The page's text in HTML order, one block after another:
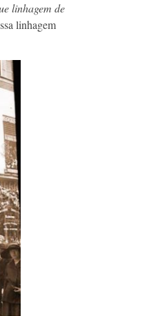
linhagem de
linhagem